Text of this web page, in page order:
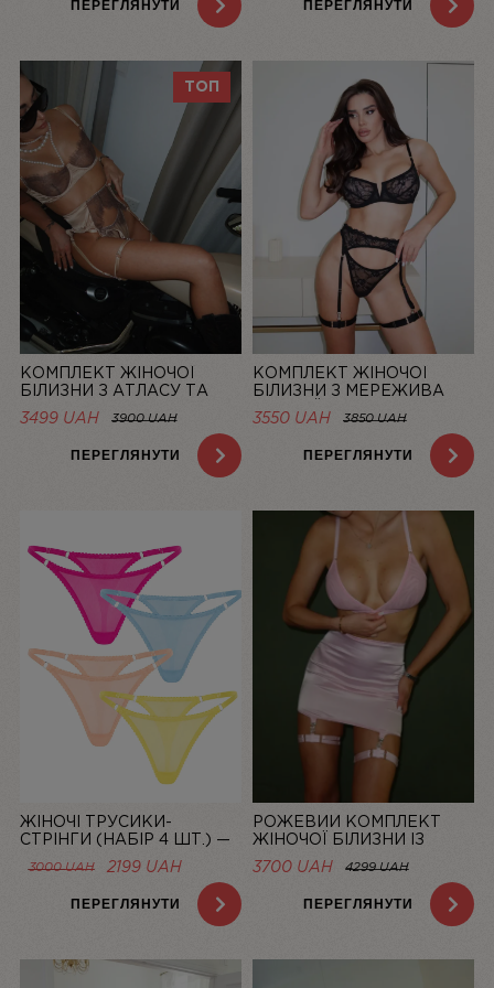
ПЕРЕГЛЯНУТИ ПЕРЕГЛЯНУТИ
ТОП
КОМПЛЕКТ ЖІНОЧОЇ
БІЛИЗНИ З АТЛАСУ ТА
МЕРЕЖИВА CHAMPAGNE |
LINIYA
3499 UAH 3900 UAH
ПЕРЕГЛЯНУТИ
КОМПЛЕКТ ЖІНОЧОЇ
БІЛИЗНИ З МЕРЕЖИВА
ЧОРНИЙ MUSE | LINIYA
3550 UAH 3850 UAH
ПЕРЕГЛЯНУТИ
ЖІНОЧІ ТРУСИКИ-
СТРІНГИ (НАБІР 4 ШТ.) —
СІТКА “LA DOLCE VITA”
3000UAH
ОРИГІНАЛЬНА
3000 UAH.
2199 UAHПОТОЧНА
ЦІНА:
2199 UAH.
ПЕРЕГЛЯНУТИ
РОЖЕВИЙ КОМПЛЕКТ
ЖІНОЧОЇ БІЛИЗНИ ІЗ
СІТОЧКИ ЗІ СПІДНИЦЕЮ
BASIC PINK | LINIYA
3700 UAH 4299 UAH
ПЕРЕГЛЯНУТИ